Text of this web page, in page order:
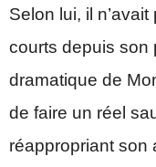
Selon lui, il
courts depuis son
dramatique de
de faire un réel
réappropriant son